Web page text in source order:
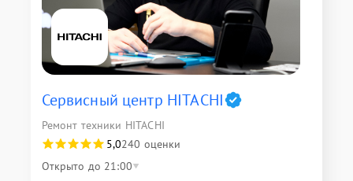
Сервисный центр HITACHI
Ремонт техники HITACHI
5,0240 оценки
Открыто до 21:00